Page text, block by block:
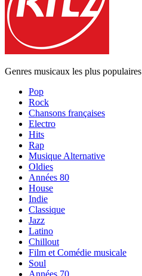
Genres musicaux les plus populaires
Pop
Rock
Chansons françaises
Electro
Hits
Rap
Musique Alternative
Oldies
Années 80
House
Indie
Classique
Jazz
Latino
Chillout
Film et Comédie musicale
Soul